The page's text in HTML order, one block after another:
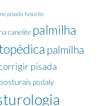
pisada fasceite
canelite palmilha
palmilha
pisada
podaly